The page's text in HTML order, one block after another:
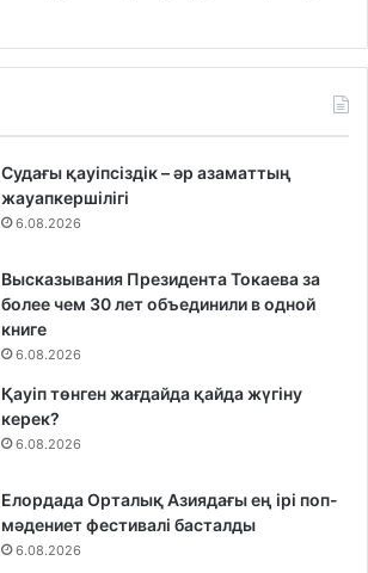
Судағы қауіпсіздік – әр азаматтың
жауапкершілігі
6.08.2026
Высказывания Президента Токаева за
более чем 30 лет объединили в одной
книге
6.08.2026
Қауіп төнген жағдайда қайда жүгіну
керек?
6.08.2026
Елордада Орталық Азиядағы ең ірі поп-
мәдениет фестивалі басталды
6.08.2026